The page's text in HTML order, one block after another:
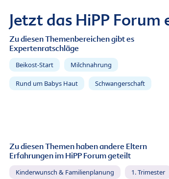
Jetzt das HiPP Forum
Zu diesen Themenbereichen gibt es
Expertenratschläge
Beikost-Start Milchnahrung
Rund um Babys Haut Schwangerschaft
Zu diesen Themen haben andere Eltern
Erfahrungen im HiPP Forum geteilt
Kinderwunsch & Familienplanung 1. Trimester